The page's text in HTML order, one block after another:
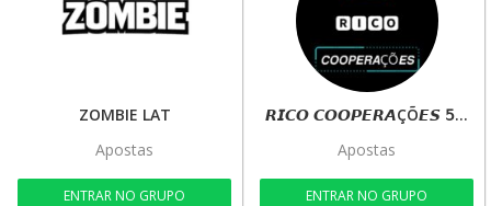
ZOMBIE LAT
Apostas
ENTRAR NO GRUPO
𝙍𝙄𝘾𝙊 𝘾𝙊𝙊𝙋𝙀𝙍𝘼ÇÕ𝙀𝙎 𝟧𝟢% – 𝘉𝘓𝘖𝘎𝘜𝘌𝘐𝘙𝘖𝘚
Apostas
ENTRAR NO GRUPO